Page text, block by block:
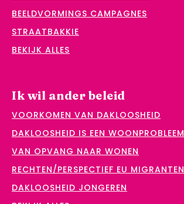
BEELDVORMINGS CAMPAGNES
STRAATBAKKIE
BEKIJK ALLES
Ik wil ander beleid
VOORKOMEN VAN DAKLOOSHEID
DAKLOOSHEID IS EEN WOONPROBLEEM
VAN OPVANG NAAR WONEN
RECHTEN/PERSPECTIEF EU MIGRANTEN
DAKLOOSHEID JONGEREN